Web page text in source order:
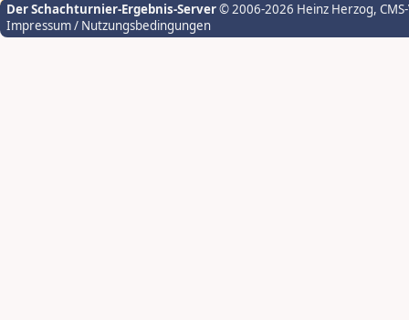
Der Schachturnier-Ergebnis-Server© 2006-2026 Heinz Herzog,
Impressum / Nutzungsbedingungen